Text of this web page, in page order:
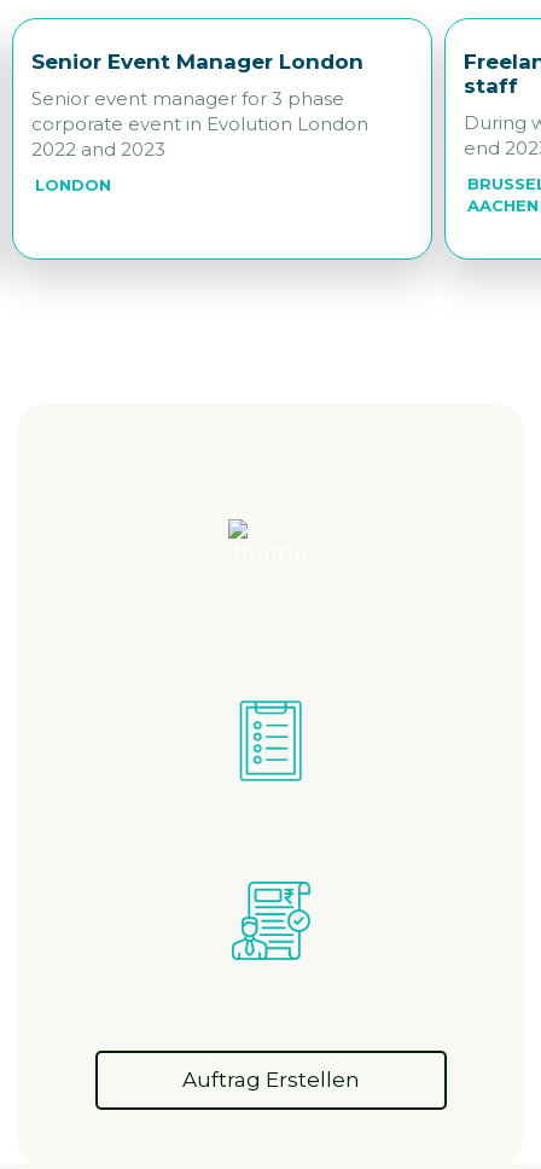
Senior Event Manager London
Senior event manager for 3 phase
corporate event in Evolution London
2022 and 2023
LONDON
staff
During
end
AACHEN
Auftrag Erstellen